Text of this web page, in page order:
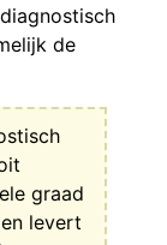
de
graad
levert